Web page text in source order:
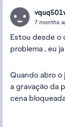
7 months
Estou desde o
problema , eu
Quando abro o
a gravação da
cena